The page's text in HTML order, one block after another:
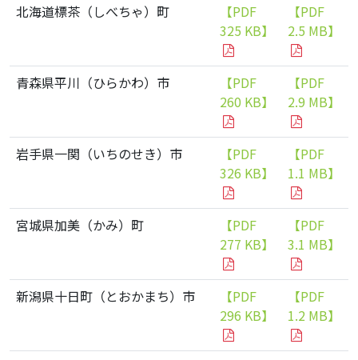
北海道標茶（しべちゃ）町
【PDF
325 KB】
【PDF
2.5 MB】
青森県平川（ひらかわ）市
【PDF
260 KB】
【PDF
2.9 MB】
岩手県一関（いちのせき）市
【PDF
326 KB】
【PDF
1.1 MB】
宮城県加美（かみ）町
【PDF
277 KB】
【PDF
3.1 MB】
新潟県十日町（とおかまち）市
【PDF
296 KB】
【PDF
1.2 MB】